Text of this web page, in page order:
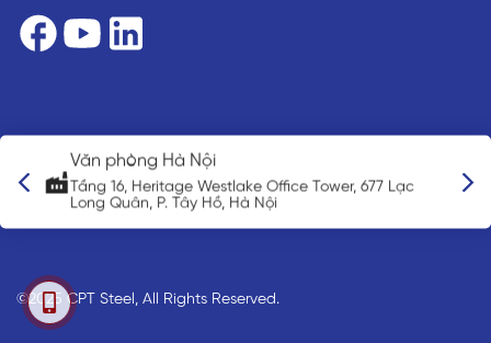
Lạc
Văn phòng đại diện Nhật Bản
3-3-5 Nihonbashi Ningyocho, Chuo-ku Tokyo 103-
0013, Japan
©2025 CPT Steel, All Rights Reserved.